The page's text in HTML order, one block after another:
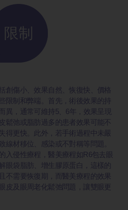
限制
創傷小、效果自然、恢復快、價格
限制和弊端。首先，術後效果的持
異，通常可維持5、6年，效果呈現
鬆弛或脂肪過多的患者效果可能不
得更快。此外，若手術過程中未嚴
線材移位、感染或不對稱等問題。
入侵性療程，醫美療程如R6包去眼
眼袋脂肪、增生膠原蛋白，這樣的
不需要恢復期，而醫美療程的效果
皮及眼周老化鬆弛問題，讓雙眼更